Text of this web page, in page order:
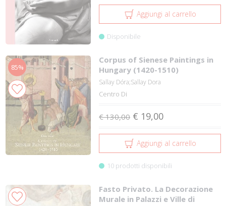
Aggiungi al carrello
Disponibile
85%
Corpus of Sienese Paintings in
Hungary (1420-1510)
Sallay Dóra;Sallay Dora
Centro Di
€ 130,00 € 19,00
Aggiungi al carrello
10 prodotti disponibili
Fasto Privato. La Decorazione
Murale in Palazzi e Ville di